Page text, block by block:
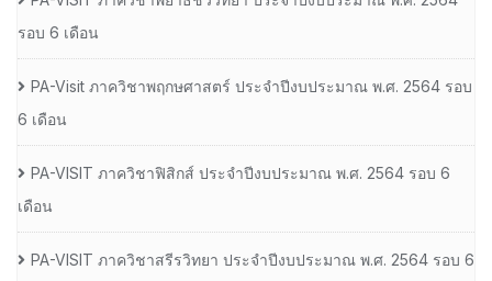
รอบ 6 เดือน
PA-Visit ภาควิชาพฤกษศาสตร์ ประจำปีงบประมาณ พ.ศ. 2564 รอบ
6 เดือน
PA-VISIT ภาควิชาฟิสิกส์ ประจำปีงบประมาณ พ.ศ. 2564 รอบ 6
เดือน
PA-VISIT ภาควิชาสรีรวิทยา ประจำปีงบประมาณ พ.ศ. 2564 รอบ 6